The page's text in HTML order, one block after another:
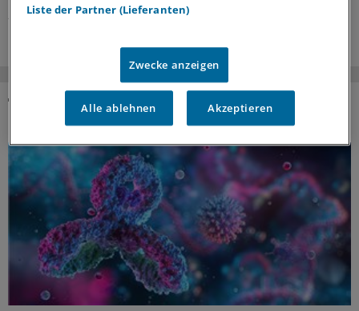
21.07.2026
DAS KÖNNTE SIE AUCH INTERESSIEREN
Liste der Partner (Lieferanten)
Zwecke anzeigen
Alle ablehnen Akzeptieren